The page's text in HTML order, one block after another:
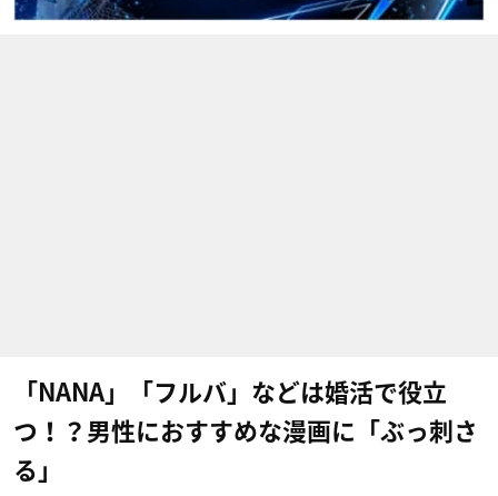
「NANA」「フルバ」などは婚活で役立
つ！？男性におすすめな漫画に「ぶっ刺さ
る」